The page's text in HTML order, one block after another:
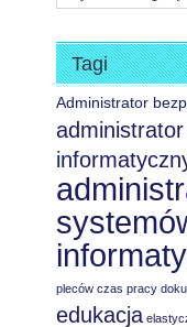
Tagi
Administrator
pleców czas pracy
edukacja